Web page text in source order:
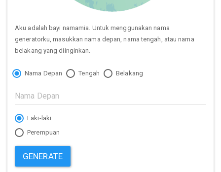
Aku adalah bayi namamia. Untuk menggunakan nama
generatorku, masukkan nama depan, nama tengah, atau nama
belakang yang diinginkan.
Nama Depan Tengah Belakang
Laki-laki
Perempuan
GENERATE